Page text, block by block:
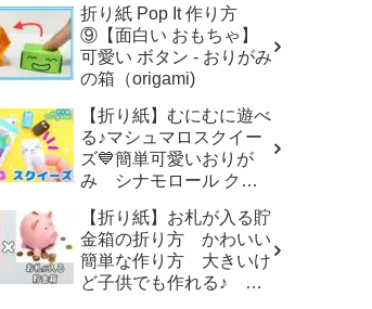
ボタン Pop It fidget - 折
り紙チャンネル Origami
Paper Craft
折り紙 Pop It 作り方
⑨【面白い おもちゃ】
可愛い ボタン - おりがみ
の箱（origami)
【折り紙】むにむに遊べ
る♪マシュマロスクイー
ズ💙簡単可愛いおりが
み シナモロール クロ
How to make Origami
sanrio - SodaCatOrigami
楽しい折り紙♪
【折り紙】お札が入る貯
金箱の折り方 かわいい
簡単な作り方 大きいけ
ど子供でも作れる♪ 夏